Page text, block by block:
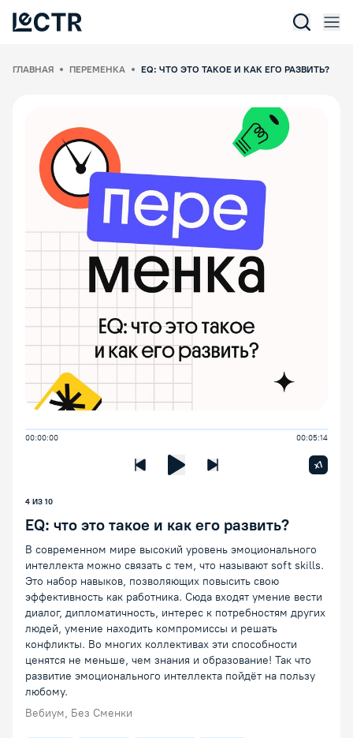
ГЛАВНАЯ ПЕРЕМЕНКА EQ: ЧТО ЭТО ТАКОЕ И КАК ЕГО РАЗВИТЬ?
00:00:00 00:05:14
Предыдущая лекцияСледующая лекция
x1
4 ИЗ 10
EQ: что это такое и как его развить?
В современном мире высокий уровень эмоционального
интеллекта можно связать с тем, что называют soft skills.
Это набор навыков, позволяющих повысить свою
эффективность как работника. Сюда входят умение вести
диалог, дипломатичность, интерес к потребностям других
людей, умение находить компромиссы и решать
конфликты. Во многих коллективах эти способности
ценятся не меньше, чем знания и образование! Так что
развитие эмоционального интеллекта пойдёт на пользу
любому.
Вебиум, Без Сменки